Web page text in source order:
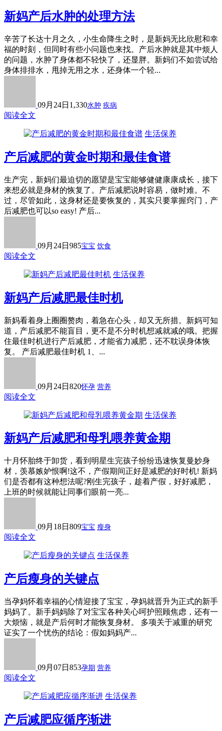
新妈产后水肿的处理方法
辛苦了长达十月之久，小生命降生之时，是新妈无比欣慰和幸
福的时刻，但同时有些小问题也来找。产后水肿就是其中烦人
的问题，水肿了身体都不轻快了，还显胖。新妈们不如尝试给
身体排排水，甩掉无用之水，还身体一个轻...
09月24日 1,330水肿 疾病
阅读全文
生活保养
产后减肥的黄金时期和最佳食谱
生产完，新妈们最迫切的愿望是宝宝能够健健康康成长，接下
来想必就是身材的恢复了。产后减肥说时容易，做时难。不
过，尽管如此，这身材还是要恢复的，其实只要掌握窍门，产
后减肥也可以so easy! 产后...
09月24日 985宝宝 饮食
阅读全文
生活保养
新妈产后减肥最佳时机
新妈看着身上圈圈赘肉，着急在心头，却又无所措。新妈可知
道，产后减肥不能盲目，更不是不分时机想减就减的哦。把握
住最佳时机进行产后减肥，才能省力减肥，还不耽误身体恢
复。 产后减肥最佳时机 1、...
09月24日 820怀孕 营养
阅读全文
生活保养
新妈产后减肥和母乳喂养黄金期
十月怀胎终于卸货，看到明星生完孩子纷纷迅速恢复曼妙身
材，羡慕嫉妒恨啊!这不，产假期间正好是减肥的好时机! 新妈
们是否都有这种想法呢?刚生完孩子，趁着产假，好好减肥，
上班的时候就能让同事们眼前一亮...
09月18日 809宝宝 瘦身
阅读全文
生活保养
产后瘦身的关键点
当孕妈怀着幸福的心情迎接了宝宝，孕妈就晋升为正式的新手
妈妈了。新手妈妈除了对宝宝各种关心呵护照顾焦虑，还有一
大烦恼，就是产后何时才能恢复身材。 多项关于减重的研究
证实了一个忧伤的结论：假如妈妈产...
09月07日 853孕期 营养
阅读全文
生活保养
产后减肥应循序渐进